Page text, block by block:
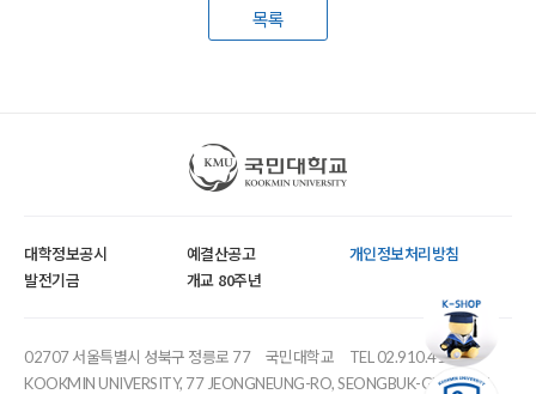
목록
국민대학교
대학정보공시 예결산공고
개인정보처리방침
발전기금
개교 80주년
02707 서울특별시 성북구 정릉로 77 국민대학교
TEL 02.910.4114
KOOKMIN UNIVERSITY, 77 JEONGNEUNG-RO, SEONGBUK-GU, SEOUL,